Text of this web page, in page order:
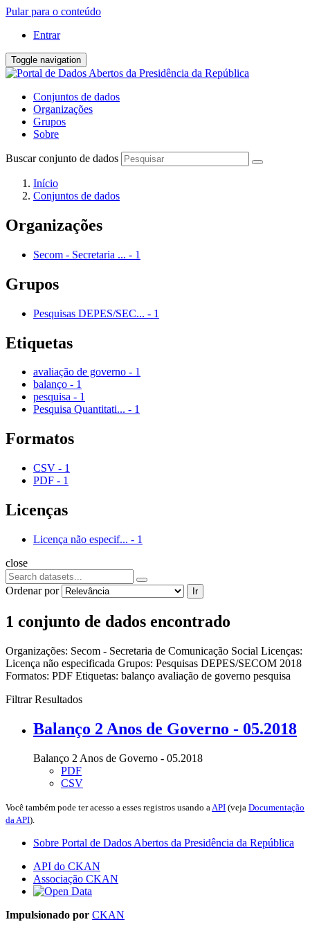
Pular para o conteúdo
Entrar
Toggle navigation
Conjuntos de dados
Organizações
Grupos
Sobre
Buscar conjunto de dados
Início
Conjuntos de dados
Organizações
Secom - Secretaria ... - 1
Grupos
Pesquisas DEPES/SEC... - 1
Etiquetas
avaliação de governo - 1
balanço - 1
pesquisa - 1
Pesquisa Quantitati... - 1
Formatos
CSV - 1
PDF - 1
Licenças
Licença não especif... - 1
close
Ordenar por Ir
1 conjunto de dados encontrado
Organizações: Secom - Secretaria de Comunicação Social Licenças:
Licença não especificada Grupos: Pesquisas DEPES/SECOM 2018
Formatos: PDF Etiquetas: balanço avaliação de governo pesquisa
Filtrar Resultados
Balanço 2 Anos de Governo - 05.2018
Balanço 2 Anos de Governo - 05.2018
PDF
CSV
Você também pode ter acesso a esses registros usando a API (veja Documentação
da API).
Sobre Portal de Dados Abertos da Presidência da República
API do CKAN
Associação CKAN
Impulsionado por CKAN